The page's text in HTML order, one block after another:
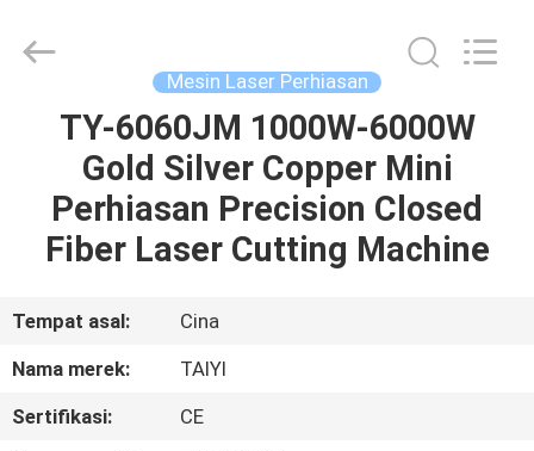
RUMAH
PRODUK
TENTANG
Company
Limited.
Mesin Laser Perhiasan
TY-6060JM 1000W-6000W
Gold Silver Copper Mini
Perhiasan Precision Closed
Fiber Laser Cutting Machine
Tempat asal:
Cina
Nama merek:
TAIYI
Sertifikasi:
CE